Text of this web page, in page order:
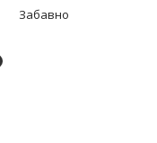
Забавно